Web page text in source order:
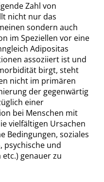
Zahl von
nicht nur das
sondern auch
im Speziellen vor eine
Adipositas
assoziiert ist und
birgt, steht
nicht im primären
der gegenwärtig
einer
bei Menschen mit
vielfältigen Ursachen
Bedingungen, soziales
psychische und
genauer zu